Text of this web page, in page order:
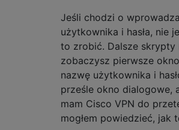
Jeśli chodzi o
użytkownika i hasła, nie
to zrobić. Dalsze skrypty
zobaczysz pierwsze
nazwę użytkownika i
prześle okno dialogowe,
mam Cisco VPN do
mogłem powiedzieć, jak